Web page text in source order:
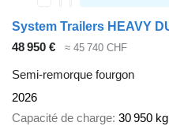
48 950 € ≈ 45 740 CHF
Semi-remorque fourgon
2026
Capacité de charge 30 950 kg